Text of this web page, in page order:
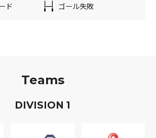
ド
ゴール失敗
Teams
DIVISION 1